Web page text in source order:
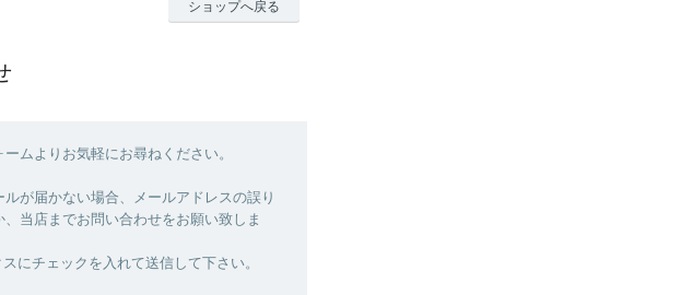
ショップへ戻る
ムよりお気軽にお尋ねください。
が届かない場合、メールアドレスの誤り
当店までお問い合わせをお願い致しま
にチェックを入れて送信して下さい。